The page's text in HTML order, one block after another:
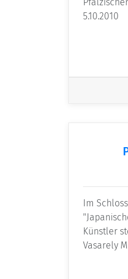
5.10.2010
Im
Künstler
Vasarely